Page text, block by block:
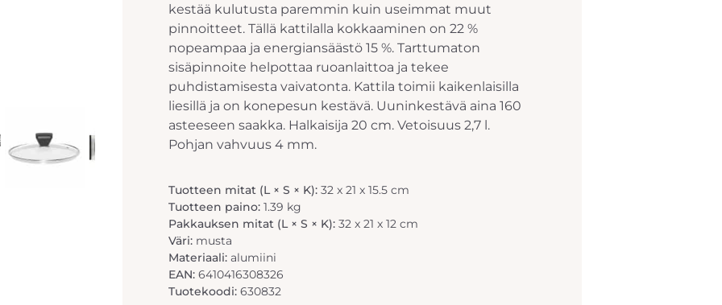
kestää kulutusta paremmin kuin useimmat muut
pinnoitteet. Tällä kattilalla kokkaaminen on 22 %
nopeampaa ja energiansäästö 15 %. Tarttumaton
sisäpinnoite helpottaa ruoanlaittoa ja tekee
puhdistamisesta vaivatonta. Kattila toimii kaikenlaisilla
liesillä ja on konepesun kestävä. Uuninkestävä aina 160
asteeseen saakka. Halkaisija 20 cm. Vetoisuus 2,7 l.
Pohjan vahvuus 4 mm.
Tuotteen mitat (L × S × K): 32 x 21 x 15.5 cm
Tuotteen paino: 1.39 kg
Pakkauksen mitat (L × S × K): 32 x 21 x 12 cm
Väri: musta
Materiaali: alumiini
EAN: 6410416308326
Tuotekoodi: 630832